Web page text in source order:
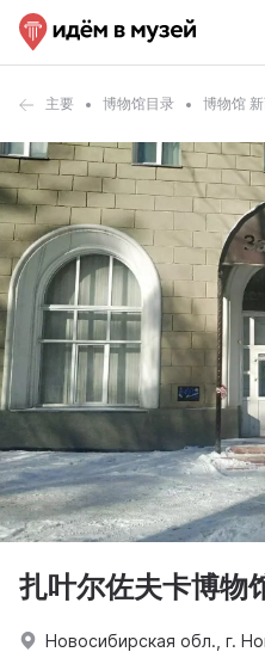
主要 博物馆目录 博物馆
扎叶尔佐夫卡博物
Новосибирская обл., г.